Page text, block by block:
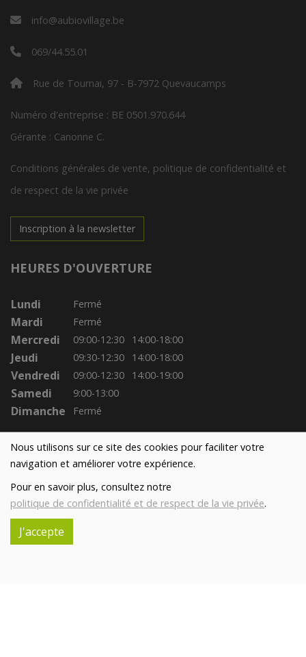
Nous utilisons sur ce site des cookies pour faciliter votre
navigation et améliorer votre expérience.
Pour en savoir plus, consultez notre
politique de confidentialité et de respect de la vie privée.
J'accepte
info@aubiovillage.be
069/44.55.01
Rue de Tournai, 97 - B-7972 Quevaucamps
Numéro d'entreprise : BE 0501.970.644
Gérante : Canonne C.
Conditions générales de vente, politique de confidentialité et
de respect de la vie privée
Inscription à la newsletter
HEURES D'OUVERTURE
Lundi Fermé
Mardi Fermé
Mercredi 09:00-12:30 14:00-18:00
Jeudi 09:30-12:30 14:00-18:00
Vendredi 09:00-12:30 14:00-19:00
Samedi 9:00-13:00
Dimanche Fermé